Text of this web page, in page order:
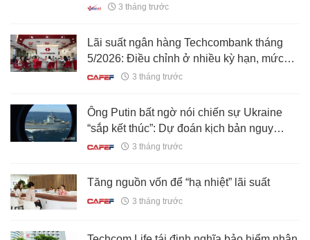
3 tháng trước
Lãi suất ngân hàng Techcombank tháng
5/2026: Điều chỉnh ở nhiều kỳ hạn, mức
cao nhất là bao nhiêu?
3 tháng trước
Ông Putin bất ngờ nói chiến sự Ukraine
“sắp kết thúc”: Dự đoán kịch bản nguy
hiểm
3 tháng trước
Tăng nguồn vốn để “hạ nhiệt” lãi suất
3 tháng trước